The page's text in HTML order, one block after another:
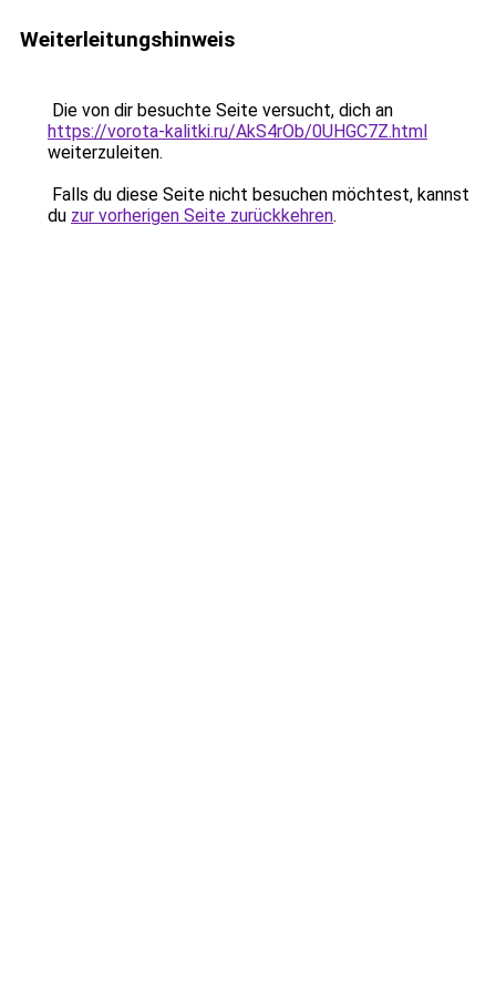
Weiterleitungshinweis
Die von dir besuchte Seite versucht, dich an
https://vorota-kalitki.ru/AkS4rOb/0UHGC7Z.html
weiterzuleiten.
Falls du diese Seite nicht besuchen möchtest, kannst
du zur vorherigen Seite zurückkehren.